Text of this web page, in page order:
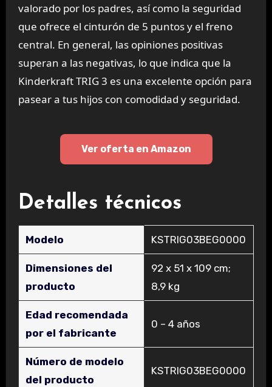
valorado por los padres, así como la seguridad
que ofrece el cinturón de 5 puntos y el freno
central. En general, las opiniones positivas
superan a las negativas, lo que indica que la
Kinderkraft TRIG 3 es una excelente opción para
pasear a tus hijos con comodidad y seguridad.
Ver oferta en Amazon
Detalles técnicos
Modelo ‎KSTRIG03BEG0000
Dimensiones del
producto
‎92 x 51 x 109 cm;
8,9 kg
Edad recomendada
por el fabricante
‎0 – 4 años
Número de modelo
del producto
‎KSTRIG03BEG0000